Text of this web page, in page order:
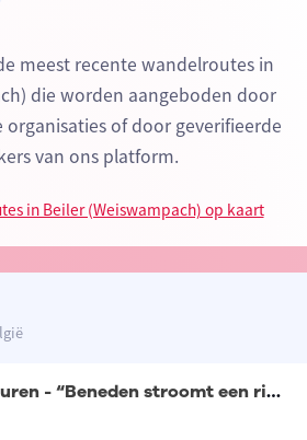
meest recente wandelroutes in
die worden aangeboden door
of door geverifieerde
van ons platform.
in Beiler (Weiswampach) op kaart
Plezierwandeling Ouren - “Beneden stroomt een rivier”